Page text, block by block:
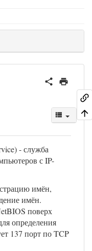
- служба
с IP-
имён,
имён.
поверх
определения
137 порт по TCP